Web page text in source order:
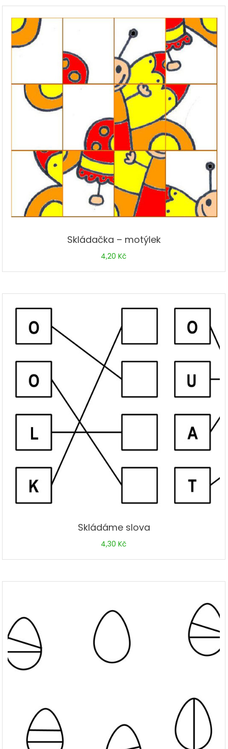
Skládačka – motýlek
4,20Kč
Skládáme slova
4,30Kč